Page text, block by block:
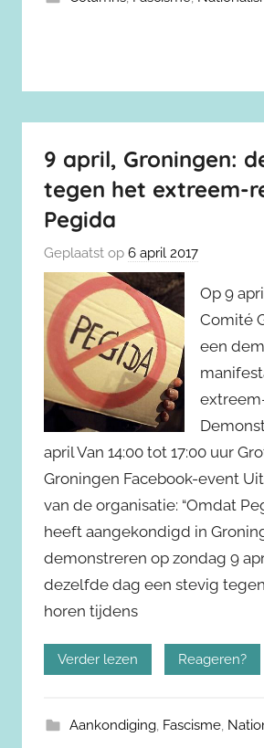
9 april, Groningen:
tegen het extreem-
Pegida
Geplaatst op 6 april 2017
Op 9
Comité
een
april Van 14:00 tot 17:00 uur
Groningen Facebook-event
van de organisatie: “Omdat
heeft aangekondigd in
demonstreren op zondag 9
dezelfde dag een stevig
horen tijdens
Verder lezen Reageren?
Aankondiging, Fascisme,